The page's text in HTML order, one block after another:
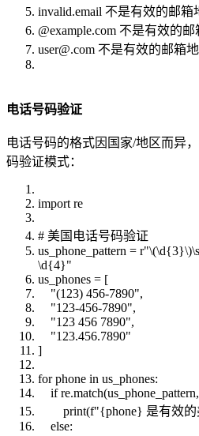
invalid.email 不是有效的邮箱
@example.com 不是有效的
user@.com 不是有效的邮箱
电话号码验证
电话号码的格式因国家/地区而异
码验证模式：
import re
# 美国电话号码验证
us_phone_pattern =
\d{4}"
us_phones = [
"(123) 456-7890",
"123-456-7890",
"123 456 7890",
"123.456.7890"
]
for phone in us_phones:
if
print(f"{phone} 是有效的
else: